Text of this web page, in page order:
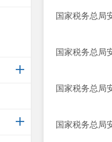
国家税务总局
国家税务总局
国家税务总局
国家税务总局